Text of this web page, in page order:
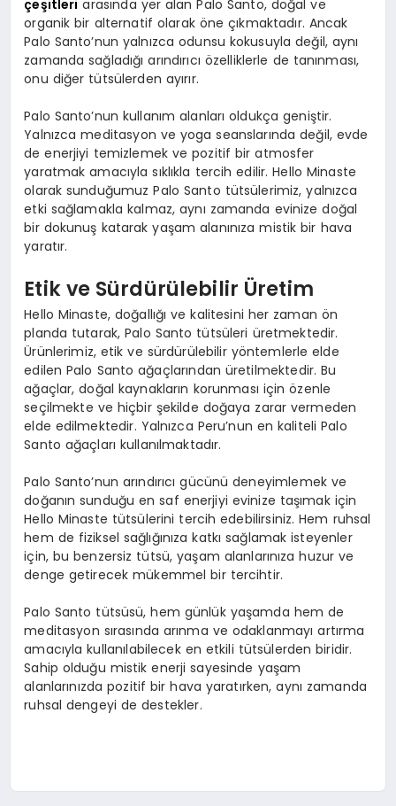
çeşitleri arasında yer alan Palo Santo, doğal ve
organik bir alternatif olarak öne çıkmaktadır. Ancak
Palo Santo’nun yalnızca odunsu kokusuyla değil, aynı
zamanda sağladığı arındırıcı özelliklerle de tanınması,
onu diğer tütsülerden ayırır.
Palo Santo’nun kullanım alanları oldukça geniştir.
Yalnızca meditasyon ve yoga seanslarında değil, evde
de enerjiyi temizlemek ve pozitif bir atmosfer
yaratmak amacıyla sıklıkla tercih edilir. Hello Minaste
olarak sunduğumuz Palo Santo tütsülerimiz, yalnızca
etki sağlamakla kalmaz, aynı zamanda evinize doğal
bir dokunuş katarak yaşam alanınıza mistik bir hava
yaratır.
Etik ve Sürdürülebilir Üretim
Hello Minaste, doğallığı ve kalitesini her zaman ön
planda tutarak, Palo Santo tütsüleri üretmektedir.
Ürünlerimiz, etik ve sürdürülebilir yöntemlerle elde
edilen Palo Santo ağaçlarından üretilmektedir. Bu
ağaçlar, doğal kaynakların korunması için özenle
seçilmekte ve hiçbir şekilde doğaya zarar vermeden
elde edilmektedir. Yalnızca Peru’nun en kaliteli Palo
Santo ağaçları kullanılmaktadır.
Palo Santo’nun arındırıcı gücünü deneyimlemek ve
doğanın sunduğu en saf enerjiyi evinize taşımak için
Hello Minaste tütsülerini tercih edebilirsiniz. Hem ruhsal
hem de fiziksel sağlığınıza katkı sağlamak isteyenler
için, bu benzersiz tütsü, yaşam alanlarınıza huzur ve
denge getirecek mükemmel bir tercihtir.
Palo Santo tütsüsü, hem günlük yaşamda hem de
meditasyon sırasında arınma ve odaklanmayı artırma
amacıyla kullanılabilecek en etkili tütsülerden biridir.
Sahip olduğu mistik enerji sayesinde yaşam
alanlarınızda pozitif bir hava yaratırken, aynı zamanda
ruhsal dengeyi de destekler.